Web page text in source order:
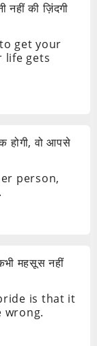
नहीं की ज़िंदगी
get your
life gets
होगी, वो आपसे
person,
महसूस नहीं
is that it
wrong.